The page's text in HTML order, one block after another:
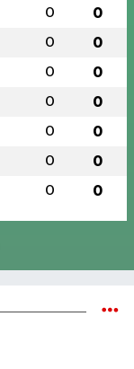
0 0
0 0
0 0
0 0
0 0
0 0
0 0